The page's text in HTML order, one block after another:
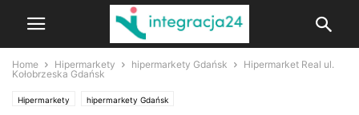
Home Hipermarkety hipermarkety Gdańsk
Hipermarket Real ul.
Kołobrzeska Gdańsk
Hipermarkety hipermarkety Gdańsk